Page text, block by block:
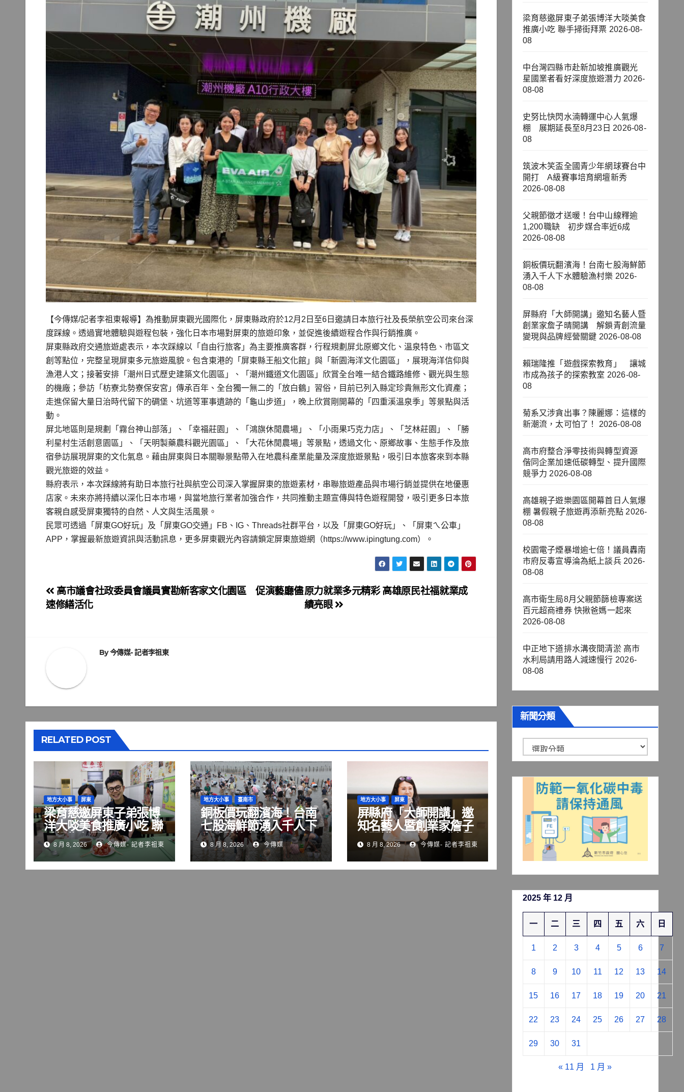
【今傳媒/記者李祖東報導】為推動屏東觀光國際化，屏東縣政府於12月2日至6日邀請日本旅行社及長榮航空公司來台深
度踩線。透過實地體驗與遊程包裝，強化日本市場對屏東的旅遊印象，並促進後續遊程合作與行銷推廣。
屏東縣政府交通旅遊處表示，本次踩線以「自由行旅客」為主要推廣客群，行程規劃屏北原鄉文化、溫泉特色、市區文
創等點位，完整呈現屏東多元旅遊風貌。包含東港的「屏東縣王船文化館」與「新園海洋文化園區」，展現海洋信仰與
漁港人文；接著安排「潮州日式歷史建築文化園區」、「潮州鐵道文化園區」欣賞全台唯一結合鐵路維修、觀光與生態
的機廠；參訪「枋寮北勢寮保安宮」傳承百年、全台獨一無二的「放白鶴」習俗，目前已列入縣定珍貴無形文化資產；
走進保留大量日治時代留下的碉堡、坑道等軍事遺跡的「龜山步道」，晚上欣賞剛開幕的「四重溪溫泉季」等景點與活
動。
屏北地區則是規劃「霧台神山部落」、「幸福莊園」、「鴻旗休閒農場」、「小雨果巧克力店」、「芝林莊園」、「勝
利星村生活創意園區」、「天明製藥農科觀光園區」、「大花休閒農場」等景點，透過文化、原鄉故事、生態手作及旅
宿參訪展現屏東的文化氣息。藉由屏東與日本關聯景點帶入在地農科產業能量及深度旅遊景點，吸引日本旅客來到本縣
觀光旅遊的效益。
縣府表示，本次踩線將有助日本旅行社與航空公司深入掌握屏東的旅遊素材，串聯旅遊產品與市場行銷並提供在地優惠
店家。未來亦將持續以深化日本市場，與當地旅行業者加強合作，共同推動主題宣傳與特色遊程開發，吸引更多日本旅
客親自感受屏東獨特的自然、人文與生活風景。
民眾可透過「屏東GO好玩」及「屏東GO交通」FB、IG、Threads社群平台，以及「屏東GO好玩」、「屏東ㄟ公車」
APP，掌握最新旅遊資訊與活動訊息，更多屏東觀光內容請鎖定屏東旅遊網（https://www.ipingtung.com）。
文
章
原力就業多元精彩 高雄原民社福就業成
績亮眼
高市議會社政委員會議員實勘新客家文化園區 促演藝廳儘
速修繕活化
By今傳媒- 記者李祖東
RELATED POST
地方大小事 屏東
梁育慈邀屏東子弟張博
洋大啖美食推廣小吃 聯
手掃街拜票
8 月 8, 2026 今傳媒- 記者李祖東
地方大小事 臺南市
銅板價玩翻濱海！台南
七股海鮮節湧入千人下
水體驗漁村樂
8 月 8, 2026 今傳媒
地方大小事 屏東
屏縣府「大師開講」邀
知名藝人暨創業家詹子
晴開講 解鎖青創流量
變現與品牌經營關鍵
8 月 8, 2026 今傳媒- 記者李祖東
梁育慈邀屏東子弟張博洋大啖美食
推廣小吃 聯手掃街拜票 2026-08-
08
中台灣四縣市赴新加坡推廣觀光
星國業者看好深度旅遊潛力 2026-
08-08
史努比快閃水湳轉運中心人氣爆
棚 展期延長至8月23日 2026-08-
08
筑波木笑盃全國青少年網球賽台中
開打 A級賽事培育網壇新秀
2026-08-08
父親節徵才送暖！台中山線釋逾
1,200職缺 初步媒合率近6成
2026-08-08
銅板價玩翻濱海！台南七股海鮮節
湧入千人下水體驗漁村樂 2026-
08-08
屏縣府「大師開講」邀知名藝人暨
創業家詹子晴開講 解鎖青創流量
變現與品牌經營關鍵 2026-08-08
賴瑞隆推「遊戲探索教育」 讓城
市成為孩子的探索教室 2026-08-
08
菊系又涉貪出事？陳麗娜：這樣的
新潮流，太可怕了！
2026-08-08
高市府整合淨零技術與轉型資源
偕同企業加速低碳轉型、提升國際
競爭力 2026-08-08
高雄親子遊樂園區開幕首日人氣爆
棚 暑假親子旅遊再添新亮點 2026-
08-08
校園電子煙暴增逾七倍！議員轟南
市府反毒宣導淪為紙上談兵 2026-
08-08
高市衛生局8月父親節篩檢專案送
百元超商禮券 快揪爸媽一起來
2026-08-08
中正地下道排水溝夜間清淤 高市
水利局請用路人減速慢行 2026-
08-08
新聞分類
聞
分
2025 年 12 月
一 二 三 四 五 六 日
1 2 3 4 5 6 7
8 9 10 11 12 13 14
15 16 17 18 19 20 21
22 23 24 25 26 27 28
29 30 31
« 11 月 1 月 »